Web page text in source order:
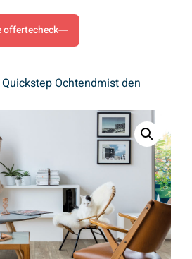
offertecheck
Ochtendmist den